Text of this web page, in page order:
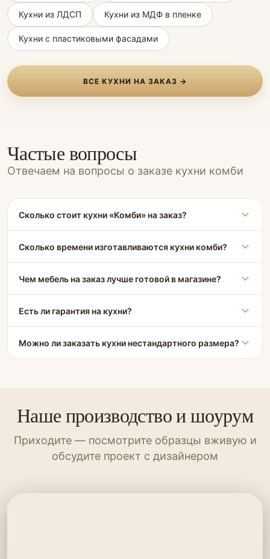
Кухни из ЛДСП Кухни из МДФ в пленке
Кухни с пластиковыми фасадами
ВСЕ КУХНИ НА ЗАКАЗ →
Частые вопросы
Отвечаем на вопросы о заказе кухни комби
Сколько стоит кухни «Комби» на заказ?
Сколько времени изготавливаются кухни комби?
Чем мебель на заказ лучше готовой в магазине?
Есть ли гарантия на кухни?
Можно ли заказать кухни нестандартного размера?
Наше производство и шоурум
Приходите — посмотрите образцы вживую и
обсудите проект с дизайнером